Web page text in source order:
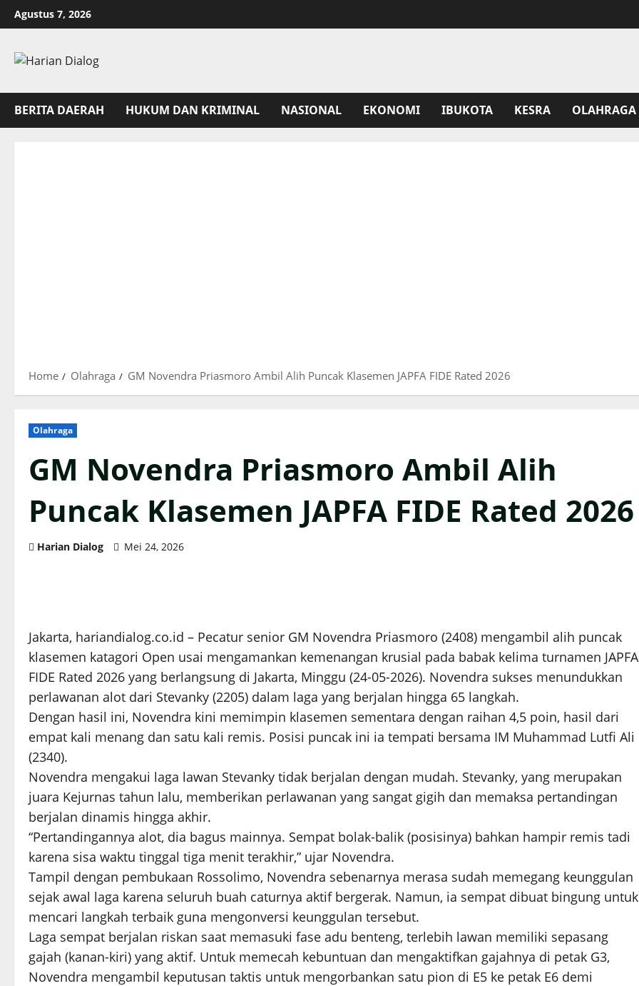
Skip
to
Agustus 7, 2026
BERITA DAERAH HUKUM DAN KRIMINAL NASIONAL EKONOMI IBUKOTA KESRA OLAHRAGA
Home Olahraga GM Novendra Priasmoro Ambil Alih Puncak Klasemen JAPFA FIDE Rated 2026
Olahraga
GM Novendra Priasmoro Ambil Alih
Puncak Klasemen JAPFA FIDE Rated 2026
Harian Dialog Mei 24, 2026
Jakarta, hariandialog.co.id – Pecatur senior GM Novendra Priasmoro (2408) mengambil alih puncak
klasemen katagori Open usai mengamankan kemenangan krusial pada babak kelima turnamen JAPFA
FIDE Rated 2026 yang berlangsung di Jakarta, Minggu (24-05-2026). Novendra sukses menundukkan
perlawanan alot dari Stevanky (2205) dalam laga yang berjalan hingga 65 langkah.
Dengan hasil ini, Novendra kini memimpin klasemen sementara dengan raihan 4,5 poin, hasil dari
empat kali menang dan satu kali remis. Posisi puncak ini ia tempati bersama IM Muhammad Lutfi Ali
(2340).
Novendra mengakui laga lawan Stevanky tidak berjalan dengan mudah. Stevanky, yang merupakan
juara Kejurnas tahun lalu, memberikan perlawanan yang sangat gigih dan memaksa pertandingan
berjalan dinamis hingga akhir.
“Pertandingannya alot, dia bagus mainnya. Sempat bolak-balik (posisinya) bahkan hampir remis tadi
karena sisa waktu tinggal tiga menit terakhir,” ujar Novendra.
Tampil dengan pembukaan Rossolimo, Novendra sebenarnya merasa sudah memegang keunggulan
sejak awal laga karena seluruh buah caturnya aktif bergerak. Namun, ia sempat dibuat bingung untuk
mencari langkah terbaik guna mengonversi keunggulan tersebut.
Laga sempat berjalan riskan saat memasuki fase adu benteng, terlebih lawan memiliki sepasang
gajah (kanan-kiri) yang aktif. Untuk memecah kebuntuan dan mengaktifkan gajahnya di petak G3,
Novendra mengambil keputusan taktis untuk mengorbankan satu pion di E5 ke petak E6 demi